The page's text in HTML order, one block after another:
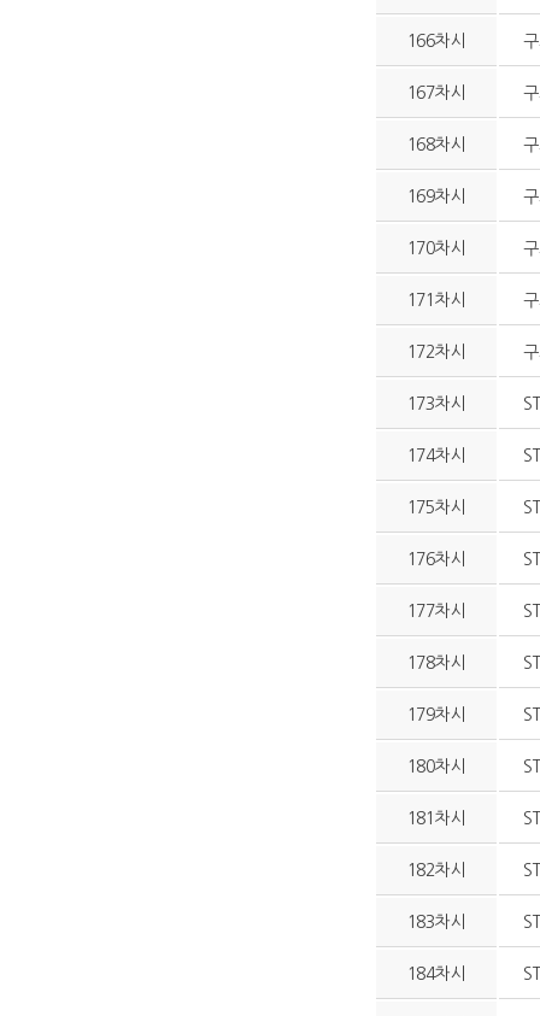
166차시
167차시
168차시
169차시
170차시
171차시
172차시
173차시
174차시
175차시
176차시
177차시
178차시
179차시
180차시
181차시
182차시
183차시
184차시